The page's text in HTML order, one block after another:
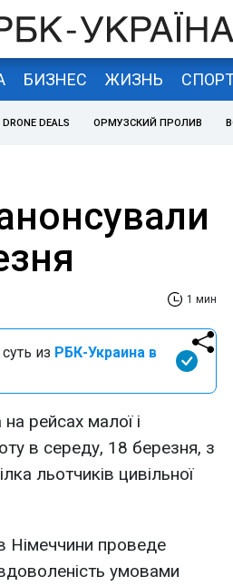
БИЗНЕС ЖИЗНЬ
DRONE DEALS ОРМУЗСКИЙ ПРОЛИВ
1 мин
из РБК-Украина в
рейсах малої і
в середу, 18 березня, з
льотчиків цивільної
Німеччини проведе
умовами